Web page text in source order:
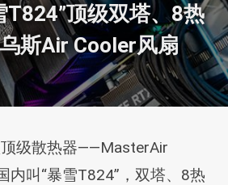
T824”顶级双塔、8热
斯Air Cooler风扇
级散热器——MasterAir
内叫“暴雪T824”，双塔、8热